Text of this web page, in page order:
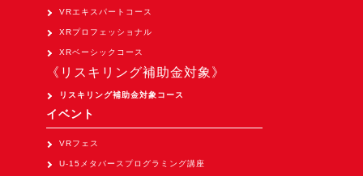
XRビジネスフォーラム
《展示会》
TOKYO DIGICONX2026
（1/8～10東京ビッグサイト）に出展。
オートモーティブワールド2026
（1/21～23東京ビッグサイト）に出展。
Tsumiki Community Day 2026
VRエキスパートコース
XRプロフェッショナル
XRベーシックコース
《リスキリング補助金対象》
リスキリング補助金対象コース
イベント
VRフェス
U-15メタバースプログラミング講座